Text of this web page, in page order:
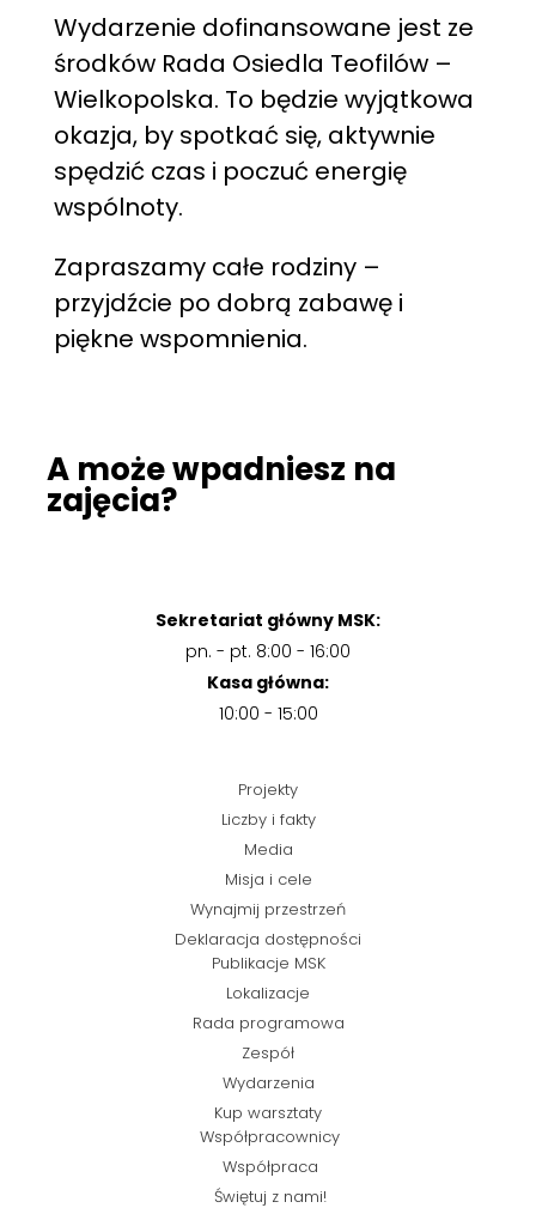
Wydarzenie dofinansowane jest ze
środków Rada Osiedla Teofilów –
Wielkopolska. To będzie wyjątkowa
okazja, by spotkać się, aktywnie
spędzić czas i poczuć energię
wspólnoty.
Zapraszamy całe rodziny –
przyjdźcie po dobrą zabawę i
piękne wspomnienia.
A może wpadniesz na
zajęcia?
Sekretariat główny MSK:
pn. - pt. 8:00 - 16:00
Kasa główna:
10:00 - 15:00
Projekty
Liczby i fakty
Media
Misja i cele
Wynajmij przestrzeń
Deklaracja dostępności
Publikacje MSK
Lokalizacje
Rada programowa
Zespół
Wydarzenia
Kup warsztaty
Współpracownicy
Współpraca
Świętuj z nami!